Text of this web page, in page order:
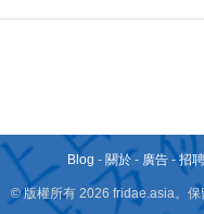
Blog - 關於 - 廣告 -招
© 版權所有 2026 fridae.asia。